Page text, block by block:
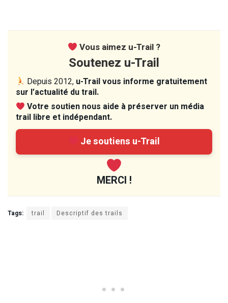
Vous aimez u-Trail ?
Soutenez u-Trail
Depuis 2012, u-Trail vous informe gratuitement
sur l’actualité du trail.
Votre soutien nous aide à préserver un média
trail libre et indépendant.
Je soutiens u-Trail
MERCI !
Tags: trail Descriptif des trails